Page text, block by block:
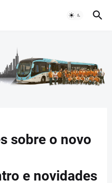
sobre o novo
e novidades